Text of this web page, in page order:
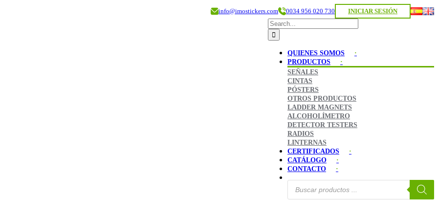
info@imostickers.com 0034 956 020 730 INICIAR SESIÓN
Search
for:
QUIENES SOMOS
PRODUCTOS
SEÑALES
CINTAS
PÓSTERS
OTROS PRODUCTOS
LADDER MAGNETS
ALCOHOLÍMETRO
DETECTOR TESTERS
RADIOS
LINTERNAS
CERTIFICADOS
CATÁLOGO
CONTACTO
Búsqueda
productos